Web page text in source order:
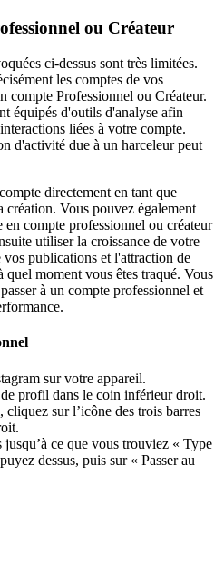
ou Créateur
ci-dessus sont très limitées.
les comptes de vos
compte Professionnel ou Créateur.
équipés d'outils d'analyse afin
liées à votre compte.
d'activité due à un harceleur peut
directement en tant que
création. Vous pouvez également
compte professionnel ou créateur
utiliser la croissance de votre
publications et l'attraction de
moment vous êtes traqué. Vous
à un compte professionnel et
sur votre appareil.
profil dans le coin inférieur droit.
sur l’icône des trois barres
jusqu’à ce que vous trouviez « Type
dessus, puis sur « Passer au